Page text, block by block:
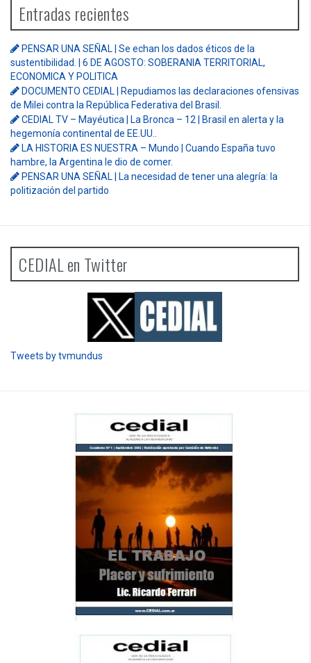
Entradas recientes
PENSAR UNA SEÑAL | Se echan los dados éticos de la
sustentibilidad. | 6 DE AGOSTO: SOBERANIA TERRITORIAL,
ECONOMICA Y POLITICA
DOCUMENTO CEDIAL | Repudiamos las declaraciones ofensivas
de Milei contra la República Federativa del Brasil.
CEDIAL TV – Mayéutica | La Bronca – 12 | Brasil en alerta y la
hegemonía continental de EE.UU..
LA HISTORIA ES NUESTRA – Mundo | Cuando España tuvo
hambre, la Argentina le dio de comer.
PENSAR UNA SEÑAL | La necesidad de tener una alegría: la
politización del partido
CEDIAL en Twitter
Tweets by tvmundus